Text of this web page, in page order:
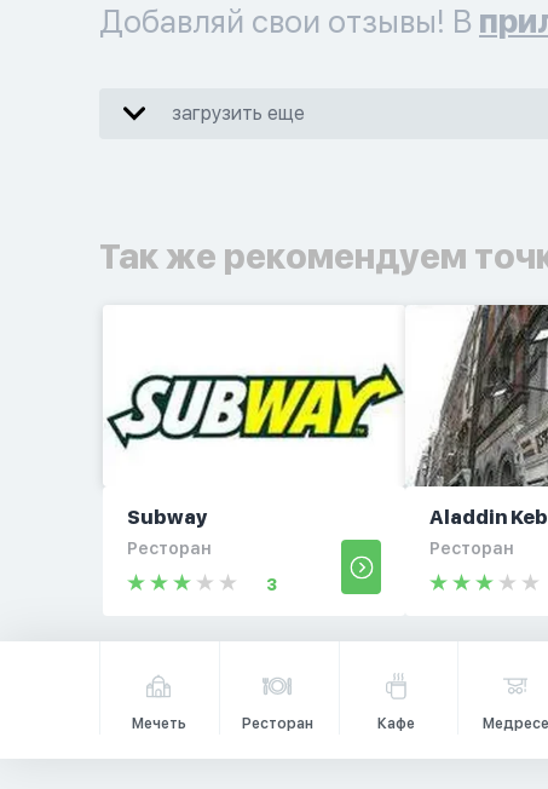
Добавляй свои отзывы! В
загрузить еще
Так же рекомендуем
Subway
Ресторан
3
Aladdin
Ресторан
Мечеть Ресторан Кафе Медресе